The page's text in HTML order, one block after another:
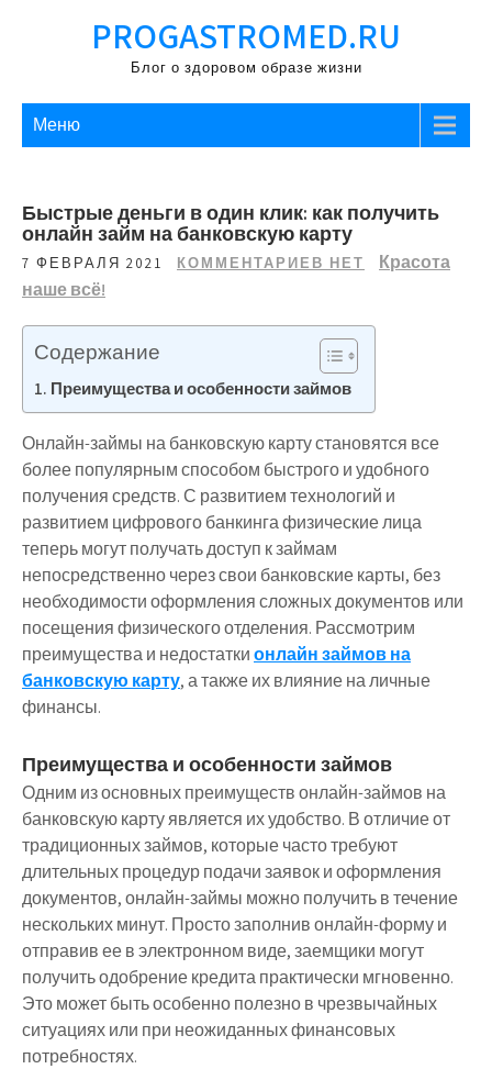
PROGASTROMED.RU
Блог о здоровом образе жизни
Меню
Быстрые деньги в один клик: как получить
онлайн займ на банковскую карту
7 ФЕВРАЛЯ 2021 КОММЕНТАРИЕВ НЕТ
Красота
наше всё!
Содержание
Преимущества и особенности займов
Онлайн-займы на банковскую карту становятся все
более популярным способом быстрого и удобного
получения средств. С развитием технологий и
развитием цифрового банкинга физические лица
теперь могут получать доступ к займам
непосредственно через свои банковские карты, без
необходимости оформления сложных документов или
посещения физического отделения. Рассмотрим
преимущества и недостаткионлайн займов на
банковскую карту, а также их влияние на личные
финансы.
Преимущества и особенности займов
Одним из основных преимуществ онлайн-займов на
банковскую карту является их удобство. В отличие от
традиционных займов, которые часто требуют
длительных процедур подачи заявок и оформления
документов, онлайн-займы можно получить в течение
нескольких минут. Просто заполнив онлайн-форму и
отправив ее в электронном виде, заемщики могут
получить одобрение кредита практически мгновенно.
Это может быть особенно полезно в чрезвычайных
ситуациях или при неожиданных финансовых
потребностях.